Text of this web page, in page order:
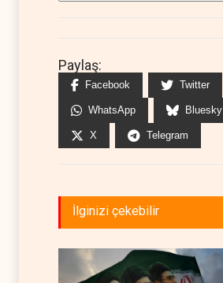
Paylaş:
Facebook Twitter
WhatsApp Bluesky
X Telegram
İlginizi çekebilir